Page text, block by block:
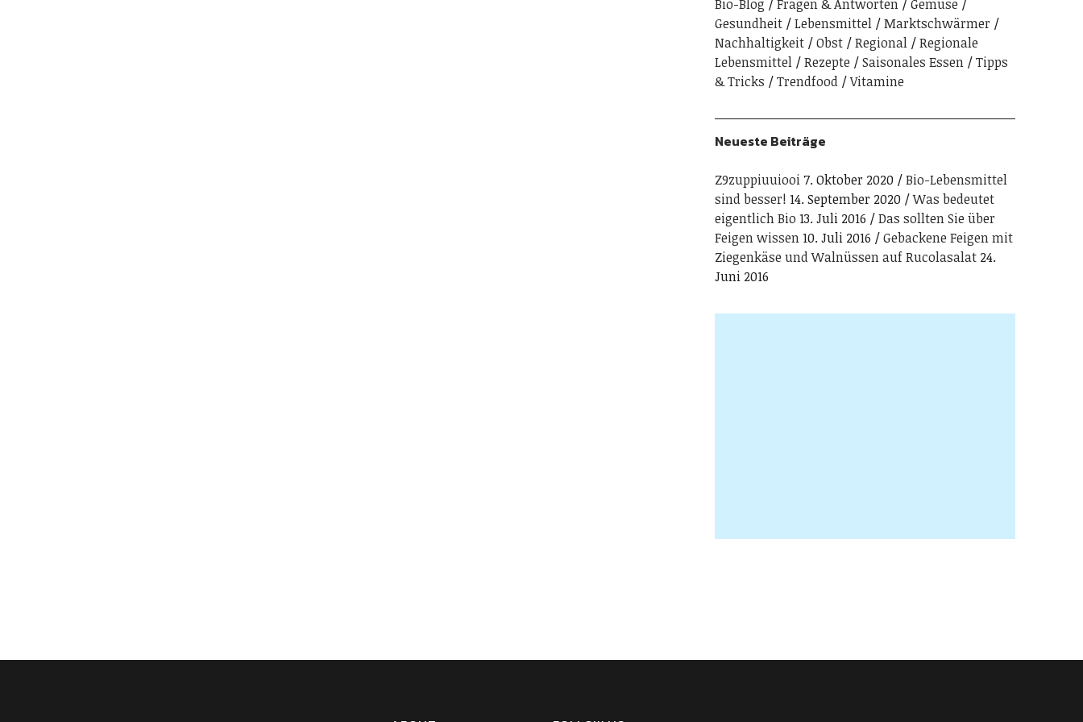
Bio-Blog Fragen & Antworten
Gemuse
Gesundheit
Lebensmittel
Marktschwärmer
Nachhaltigkeit
Obst Regional
Regionale
Lebensmittel
Rezepte Saisonales Essen
Tipps
& Tricks
Trendfood Vitamine
Neueste Beiträge
Z9zuppiuuiooi 7. Oktober 2020
Bio-Lebensmittel
sind besser! 14. September 2020
Was bedeutet
eigentlich Bio 13. Juli 2016
Das sollten Sie über
Feigen wissen10. Juli 2016
Gebackene Feigen mit
Ziegenkäse und Walnüssen auf Rucolasalat 24.
Juni 2016